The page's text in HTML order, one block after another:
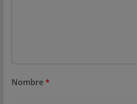
Nombre*